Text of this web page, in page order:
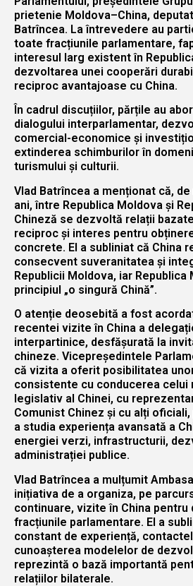
prietenie Moldova–China,
Batrîncea. La întrevedere au
toate fracțiunile parlamentare,
interesul larg existent în
dezvoltarea unei cooperări
reciproc avantajoase cu China.
În cadrul discuțiilor, părțile au
dialogului interparlamentar,
comercial-economice și
extinderea schimburilor în
turismului și culturii.
Vlad Batrîncea a menționat că,
ani, între Republica Moldova și
Chineză se dezvoltă relații
reciproc și interes pentru
concrete. El a subliniat că China
consecvent suveranitatea și
Republicii Moldova, iar
principiul „o singură Chină”.
O atenție deosebită a fost
recentei vizite în China a
interpartinice, desfășurată la
chineze. Vicepreședintele
că vizita a oferit posibilitatea
consistente cu conducerea celui
legislativ al Chinei, cu
Comunist Chinez și cu alți
a studia experiența avansată a
energiei verzi, infrastructurii,
administrației publice.
Vlad Batrîncea a mulțumit
inițiativa de a organiza, pe
continuare, vizite în China pentru
fracțiunile parlamentare. El a
constant de experiență,
cunoașterea modelelor de
reprezintă o bază importantă
relațiilor bilaterale.